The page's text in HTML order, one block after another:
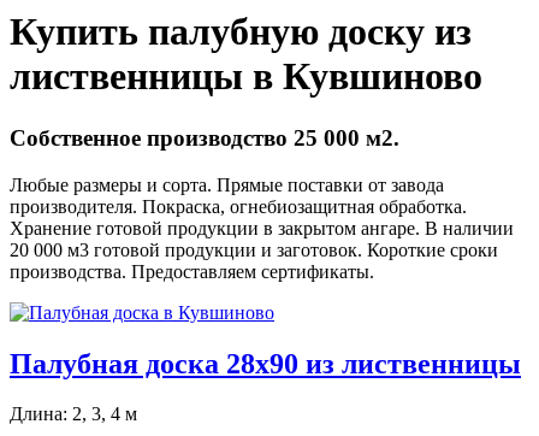
Купить палубную доску из
лиственницы в Кувшиново
Собственное производство 25 000 м2.
Любые размеры и сорта. Прямые поставки от завода
производителя. Покраска, огнебиозащитная обработка.
Хранение готовой продукции в закрытом ангаре. В наличии
20 000 м3 готовой продукции и заготовок. Короткие сроки
производства. Предоставляем сертификаты.
Палубная доска 28х90 из лиственницы
Длина: 2, 3, 4 м